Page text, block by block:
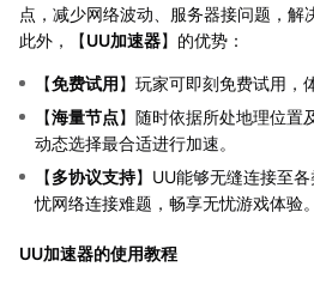
点，减少网络波动、服务器接问题，解
此外，【UU加速器】的优势：
【免费试用】玩家可即刻免费试用，
【海量节点】随时依据所处地理位置
动态选择最合适进行加速。
【多协议支持】UU能够无缝连接至
忧网络连接难题，畅享无忧游戏体验。
UU加速器的使用教程